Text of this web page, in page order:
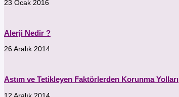
23 Ocak 2016
Alerji Nedir ?
26 Aralık 2014
Astım ve Tetikleyen Faktörlerden Korunma Yolları
12 Aralık 2014